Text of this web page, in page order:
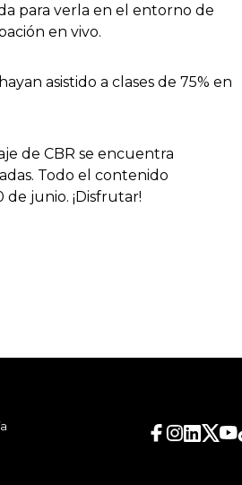
para verla en el entorno de
en vivo.
asistido a clases de 75% en
de CBR se encuentra
Todo el contenido
junio. ¡Disfrutar!